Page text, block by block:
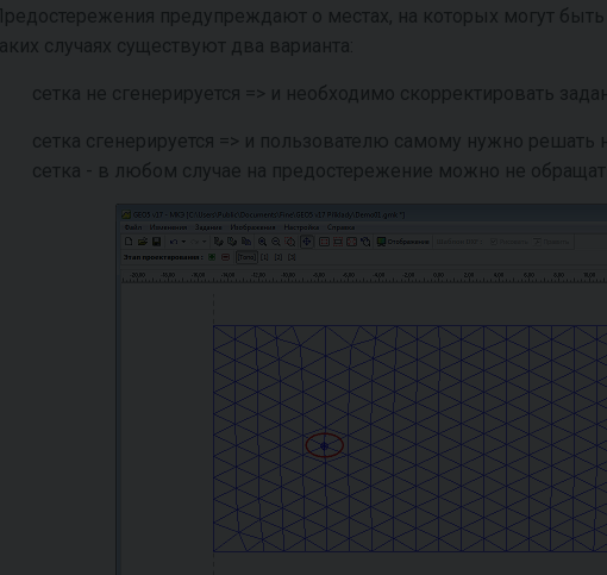
предупреждают о местах, на которых могут
случаях существуют два варианта:
сетка не сгенерируется => и необходимо скорректировать
сетка сгенерируется => и пользователю самому нужно решать
сетка - в любом случае на предостережение можно не